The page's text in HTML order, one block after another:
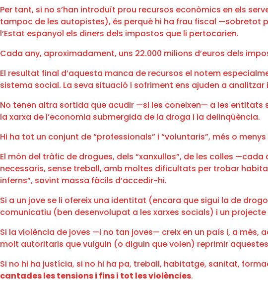
Per tant, si no s’han introduït prou recursos econòmics en els
tampoc de les autopistes), és perquè hi ha frau fiscal —sobretot
l’Estat espanyol els diners dels impostos que li pertocarien.
Cada any, aproximadament, uns 22.000 milions d’euros dels
El resultat final d’aquesta manca de recursos el notem
sistema social. La seva situació i sofriment ens ajuden a
No tenen altra sortida que acudir —si les coneixen— a les
la xarxa de l’economia submergida de la droga i la delinqüència.
Hi ha tot un conjunt de “professionals” i “voluntaris”, més o
El món del tràfic de drogues, dels “xanxullos”, de les colles
necessaris, sense treball, amb moltes dificultats per trobar
inferns”, sovint massa fàcils d’accedir-hi.
Si a un jove se li ofereix una identitat (encara que sigui la de
comunicatiu (ben desenvolupat a les xarxes socials) i un
Si la violència de joves —i no tan joves— creix en un país i, a
molt autoritaris que vulguin (o diguin que volen) reprimir
Si no hi ha justícia, si no hi ha pa, treball, habitatge, sanitat,
cantades les tensions i fins i tot les violències.